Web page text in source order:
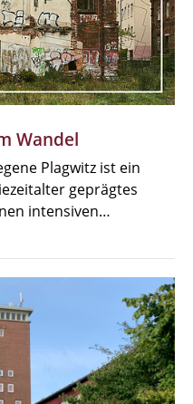
Wandel
Plagwitz ist ein
geprägtes
intensiven…